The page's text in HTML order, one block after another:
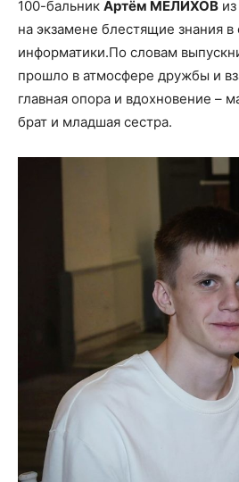
100-бальник Артём МЕЛИХОВ
на экзамене блестящие знания в
информатики.По словам
прошло в атмосфере дружбы и
главная опора и вдохновение –
брат и младшая сестра.